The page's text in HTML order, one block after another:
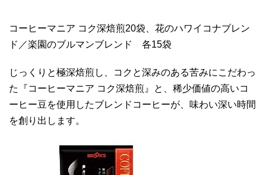
コーヒーマニア コク深焙煎20袋、花のハワイコナブレン
ド／楽園のブルマンブレンド 各15袋
じっくりと極深焙煎し、コクと深みのある苦みにこだわっ
た『コーヒーマニア コク深焙煎』と、稀少価値の高いコ
ーヒー豆を使用したブレンドコーヒーが、味わい深い時間
を創り出します。